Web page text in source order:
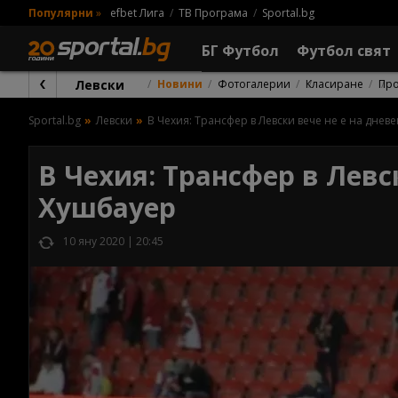
Популярни » efbet Лига ТВ Програма Sportal.bg
БГ Футбол Футбол свят
Левски Новини Фотогалерии Класиране
Sportal.bg Левски В Чехия: Трансфер в Левски вече не e на
В Чехия: Трансфер в
Хушбауер
10 яну 2020 | 20:45